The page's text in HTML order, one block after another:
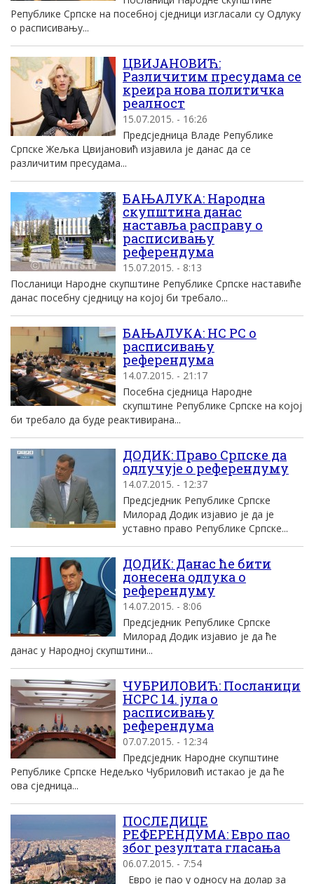
Републике Српске на посебној сједници изгласали су Одлуку
о расписивању...
ЦВИЈАНОВИЋ:
Различитим пресудама се
креира нова политичка
реалност
15.07.2015. - 16:26
Предсједница Владе Републике
Српске Жељка Цвијановић изјавила је данас да се
различитим пресудама...
БАЊАЛУКА: Народна
скупштина данас
наставља расправу о
расписивању
референдума
15.07.2015. - 8:13
Посланици Народне скупштине Републике Српске наставиће
данас посебну сједницу на којој би требало...
БАЊАЛУКА: НС РС о
расписивању
референдума
14.07.2015. - 21:17
Посебна сједница Народне
скупштине Републике Српске на којој
би требало да буде реактивирана...
ДОДИК: Право Српске да
одлучује о референдуму
14.07.2015. - 12:37
Предсједник Републике Српске
Милорад Додик изјавио је да је
уставно право Републике Српске...
ДОДИК: Данас ће бити
донесена одлука о
референдуму
14.07.2015. - 8:06
Предсједник Републике Српске
Милорад Додик изјавио је да ће
данас у Народној скупштини...
ЧУБРИЛОВИЋ: Посланици
НСРС 14. јула о
расписивању
референдума
07.07.2015. - 12:34
Предсједник Народне скупштине
Републике Српске Недељко Чубриловић истакао је да ће
ова сједница...
ПОСЛЕДИЦЕ
РЕФЕРЕНДУМА: Евро пао
због резултата гласања
06.07.2015. - 7:54
Евро је пао у односу на долар за